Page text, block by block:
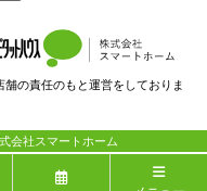
の責任のもと運営をしておりま
会社スマートホーム